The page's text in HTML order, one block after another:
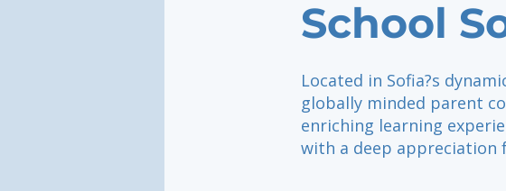
School
Located in Sofia?s
globally minded parent
enriching learning
with a deep appreciation